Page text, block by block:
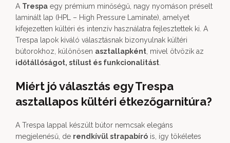
A Trespa egy prémium minőségű, nagy nyomáson préselt
laminált lap (HPL – High Pressure Laminate), amelyet
kifejezetten kültéri és intenzív használatra fejlesztettek ki. A
Trespa lapok kiváló választásnak bizonyulnak kültéri
bútorokhoz, különösen asztallapként , mivel ötvözik az
időtállóságot, stílust és funkcionalitást
Miért jó választás egy Trespa
asztallapos kültéri étkezőgarnitúra?
A Trespa lappal készült bútor nemcsak elegáns
megjelenésű, de rendkívül strapabíró is, így tökéletes